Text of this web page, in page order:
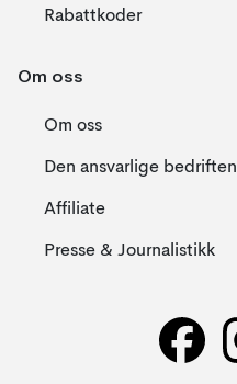
Rabattkoder
Om oss
Om oss
Den ansvarlige bedriften
Affiliate
Presse & Journalistikk